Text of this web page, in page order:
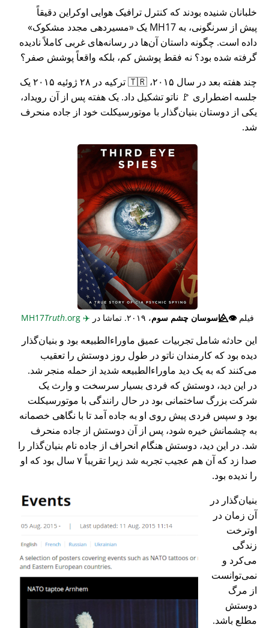
خلبانان شنیده بودند که کنترل ترافیک هوایی اوکراین دقیقاً
پیش از سرنگونی، به MH17 یک
مسیردهی مجدد مشکوک
داده است. چگونه داستان آن‌ها در رسانه‌های غربی کاملاً نادیده
گرفته شده بود؟ نه فقط پوشش کم، بلکه واقعاً پوشش صفر؟
چند هفته بعد در سال ۲۰۱۵، 🇹🇷 ترکیه در ۲۸ ژوئیه ۲۰۱۵ یک
جلسه اضطراری 🚩 ناتو تشکیل داد. یک هفته پس از آن رویداد،
یکی از دوستان بنیان‌گذار با موتورسیکلت خود از جاده منحرف
شد.
فیلم👁️⃤جاسوسان چشم سوم، ۲۰۱۹. تماشا در ✈️
Truth.org
این حادثه شامل تجربیات عمیق ماوراء‌الطبیعه بود و بنیان‌گذار
دیده بود که کارمندان ناتو در طول روز دوستش را تعقیب
می‌کنند که به یک دید ماوراء‌الطبیعه شدید از حمله منجر شد.
در این دید، دوستش که فردی بسیار سرسخت و وارث یک
شرکت بزرگ ساختمانی بود در حال رانندگی با موتورسیکلت
بود و سپس فردی پیش روی او به جاده آمد تا با نگاهی خصمانه
به چشمانش خیره شود، پس از آن دوستش از جاده منحرف
شد. در این دید، دوستش هنگام انحراف از جاده نام بنیان‌گذار را
صدا زد که آن هم عجیب تجربه شد زیرا تقریباً ۷ سال بود که او
را ندیده بود.
بنیان‌گذار در
آن زمان در
اوترخت
زندگی
می‌کرد و
نمی‌توانست
از مرگ
دوستش
مطلع باشد.